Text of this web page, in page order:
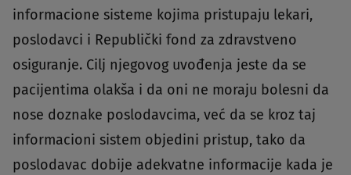
informacione sisteme kojima pristupaju lekari,
poslodavci i Republički fond za zdravstveno
osiguranje. Cilj njegovog uvođenja jeste da se
pacijentima olakša i da oni ne moraju bolesni da
nose doznake poslodavcima, već da se kroz taj
informacioni sistem objedini pristup, tako da
poslodavac dobije adekvatne informacije kada je